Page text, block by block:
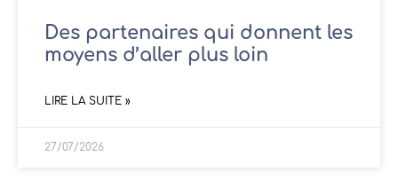
Des partenaires qui donnent les
moyens d’aller plus loin
LIRE LA SUITE »
27/07/2026